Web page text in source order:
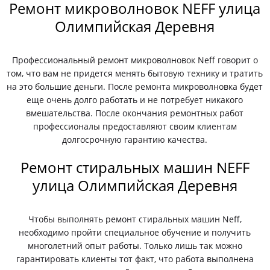
Ремонт микроволновок NEFF улица
Олимпийская Деревня
Профессиональный ремонт микроволновок Neff говорит о
том, что вам не придется менять бытовую технику и тратить
на это большие деньги. После ремонта микроволновка будет
еще очень долго работать и не потребует никакого
вмешательства. После окончания ремонтных работ
профессионалы предоставляют своим клиентам
долгосрочную гарантию качества.
Ремонт стиральных машин NEFF
улица Олимпийская Деревня
Чтобы выполнять ремонт стиральных машин Neff,
необходимо пройти специальное обучение и получить
многолетний опыт работы. Только лишь так можно
гарантировать клиенты тот факт, что работа выполнена